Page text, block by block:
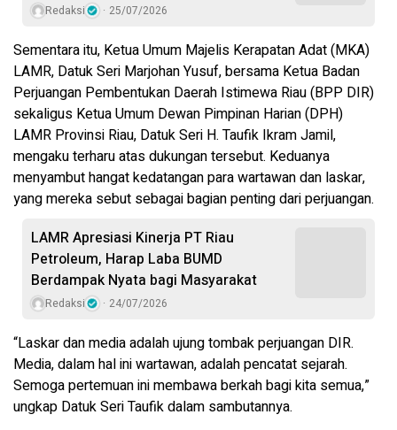
Redaksi 25/07/2026
Sementara itu, Ketua Umum Majelis Kerapatan Adat (MKA)
LAMR, Datuk Seri Marjohan Yusuf, bersama Ketua Badan
Perjuangan Pembentukan Daerah Istimewa Riau (BPP DIR)
sekaligus Ketua Umum Dewan Pimpinan Harian (DPH)
LAMR Provinsi Riau, Datuk Seri H. Taufik Ikram Jamil,
mengaku terharu atas dukungan tersebut. Keduanya
menyambut hangat kedatangan para wartawan dan laskar,
yang mereka sebut sebagai bagian penting dari perjuangan.
LAMR Apresiasi Kinerja PT Riau
Petroleum, Harap Laba BUMD
Berdampak Nyata bagi Masyarakat
Redaksi 24/07/2026
“Laskar dan media adalah ujung tombak perjuangan DIR.
Media, dalam hal ini wartawan, adalah pencatat sejarah.
Semoga pertemuan ini membawa berkah bagi kita semua,”
ungkap Datuk Seri Taufik dalam sambutannya.